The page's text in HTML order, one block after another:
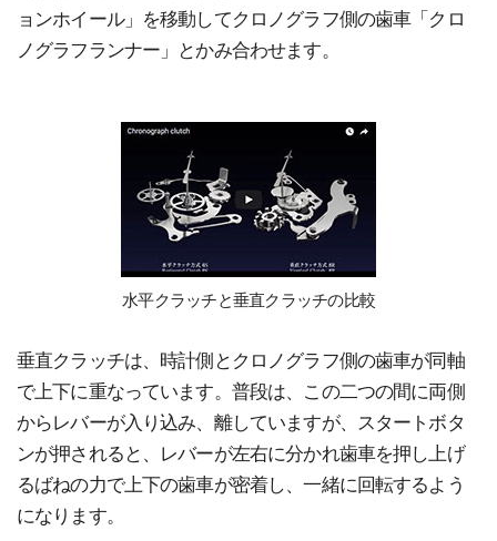
ョンホイール」を移動してクロノグラフ側の歯車「クロ
ノグラフランナー」とかみ合わせます。
水平クラッチと垂直クラッチの比較
垂直クラッチは、時計側とクロノグラフ側の歯車が同軸
で上下に重なっています。普段は、この二つの間に両側
からレバーが入り込み、離していますが、スタートボタ
ンが押されると、レバーが左右に分かれ歯車を押し上げ
るばねの力で上下の歯車が密着し、一緒に回転するよう
になります。